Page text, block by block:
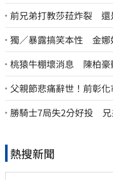
前兄弟打教莎菈炸裂 還
獨／暴露搞笑本性 金娜
桃猿牛棚壞消息 陳柏豪
父親節悲痛辭世！前彰
享壽71歲
勝騎士7局失2分好投 兄
熱搜新聞